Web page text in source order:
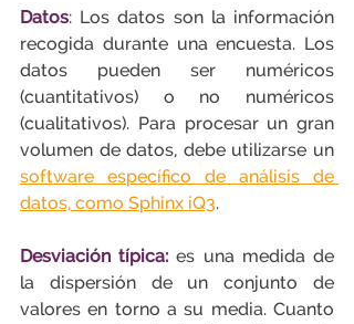
Datos: Los datos son la información
recogida durante una encuesta. Los
datos pueden ser numéricos
(cuantitativos) o no numéricos
(cualitativos). Para procesar un gran
software específico de análisis de
datos, como Sphinx iQ3.
Desviación típica: es una medida de
la dispersión de un conjunto de
valores en torno a su media. Cuanto